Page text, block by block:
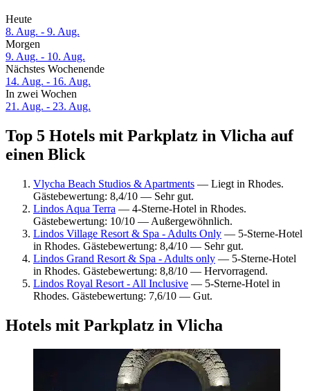
Heute
8. Aug. - 9. Aug.
Morgen
9. Aug. - 10. Aug.
Nächstes Wochenende
14. Aug. - 16. Aug.
In zwei Wochen
21. Aug. - 23. Aug.
Top 5 Hotels mit Parkplatz in Vlicha auf
einen Blick
Vlycha Beach Studios & Apartments — Liegt in Rhodes.
Gästebewertung: 8,4/10 — Sehr gut.
Lindos Aqua Terra — 4-Sterne-Hotel in Rhodes.
Gästebewertung: 10/10 — Außergewöhnlich.
Lindos Village Resort & Spa - Adults Only — 5-Sterne-Hotel
in Rhodes. Gästebewertung: 8,4/10 — Sehr gut.
Lindos Grand Resort & Spa - Adults only — 5-Sterne-Hotel
in Rhodes. Gästebewertung: 8,8/10 — Hervorragend.
Lindos Royal Resort - All Inclusive — 5-Sterne-Hotel in
Rhodes. Gästebewertung: 7,6/10 — Gut.
Hotels mit Parkplatz in Vlicha